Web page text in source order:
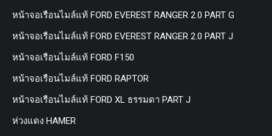
หน้าจอเรือนไมล์แท้ FORD EVEREST RANGER 2.0 PART G
หน้าจอเรือนไมล์แท้ FORD EVEREST RANGER 2.0 PART J
หน้าจอเรือนไมล์แท้ FORD F150
หน้าจอเรือนไมล์แท้ FORD RAPTOR
หน้าจอเรือนไมล์แท้ FORD XL ธรรมดา PART J
ห่วงแดง HAMER